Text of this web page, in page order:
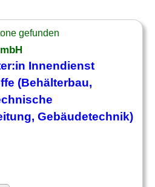
gefunden
Innendienst
(Behälterbau,
Gebäudetechnik)